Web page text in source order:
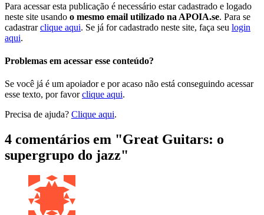
Para acessar esta publicação é necessário estar cadastrado e logado
neste site usando o mesmo email utilizado na APOIA.se. Para se
cadastrarclique aqui. Se já for cadastrado neste site, faça seu login
aqui.
Problemas em acessar esse conteúdo?
Se você já é um apoiador e por acaso não está conseguindo acessar
esse texto, por favorclique aqui.
Precisa de ajuda? Clique aqui.
4 comentários em "Great Guitars: o
supergrupo do jazz"